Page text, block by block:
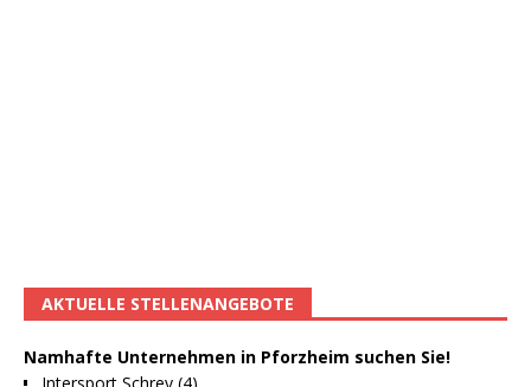
AKTUELLE STELLENANGEBOTE
Namhafte Unternehmen in Pforzheim suchen Sie!